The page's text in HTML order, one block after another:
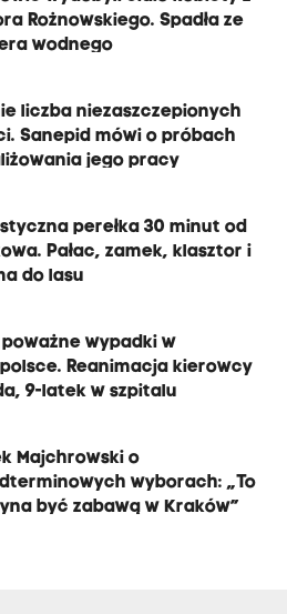
Rożnowskiego. Spadła ze
wodnego
liczba niezaszczepionych
Sanepid mówi o próbach
jego pracy
perełka 30 minut od
Pałac, zamek, klasztor i
do lasu
poważne wypadki w
Reanimacja kierowcy
9-latek w szpitalu
Majchrowski o
wyborach: „To
być zabawą w Kraków”